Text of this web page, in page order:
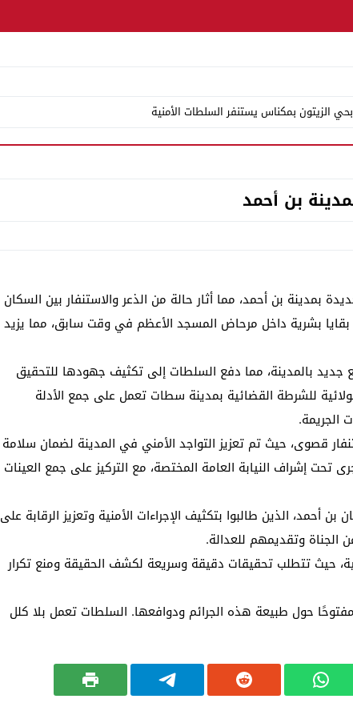
الزيتون بمكناس يستنفر السلطات الأمنية
فيه أحدث الفوضى بإقامة الروحيين وتواصل البحث عن شقيقه
أقراص مهلوسة ومخدر الشيرا وسلاح أبيض
تنموية لا ولائم وسهرات انتخابية
لتكميم الأفواه ونعم للنقد المسؤول
تحقيقات لكشف المتورطين
المالية والإدارية والساكنة تطالب بالخدمة قبل الأعذار
السموم.. سقوط مروجين مبحوث عنهما وحجز مخدرات وأقراص مهلوسة
السلاويين وأين اختفت مصلحة حفظ الصحة ؟
بن أحمد
بمدينة بن أحمد، مما أثار حالة من الذعر والاستنفار بين السكان
بشرية داخل مرحاض المسجد الأعظم في وقت سابق، مما يزيد
جديد بالمدينة، مما دفع السلطات إلى تكثيف جهودها للتحقيق
للشرطة القضائية بمدينة سطات تعمل على جمع الأدلة
الجريمة.
قصوى، حيث تم تعزيز التواجد الأمني في المدينة لضمان سلامة
إشراف النيابة العامة المختصة، مع التركيز على جمع العينات
أحمد، الذين طالبوا بتكثيف الإجراءات الأمنية وتعزيز الرقابة على
الجناة وتقديمهم للعدالة.
حيث تتطلب تحقيقات دقيقة وسريعة لكشف الحقيقة ومنع تكرار
حول طبيعة هذه الجرائم ودوافعها. السلطات تعمل بلا كلل